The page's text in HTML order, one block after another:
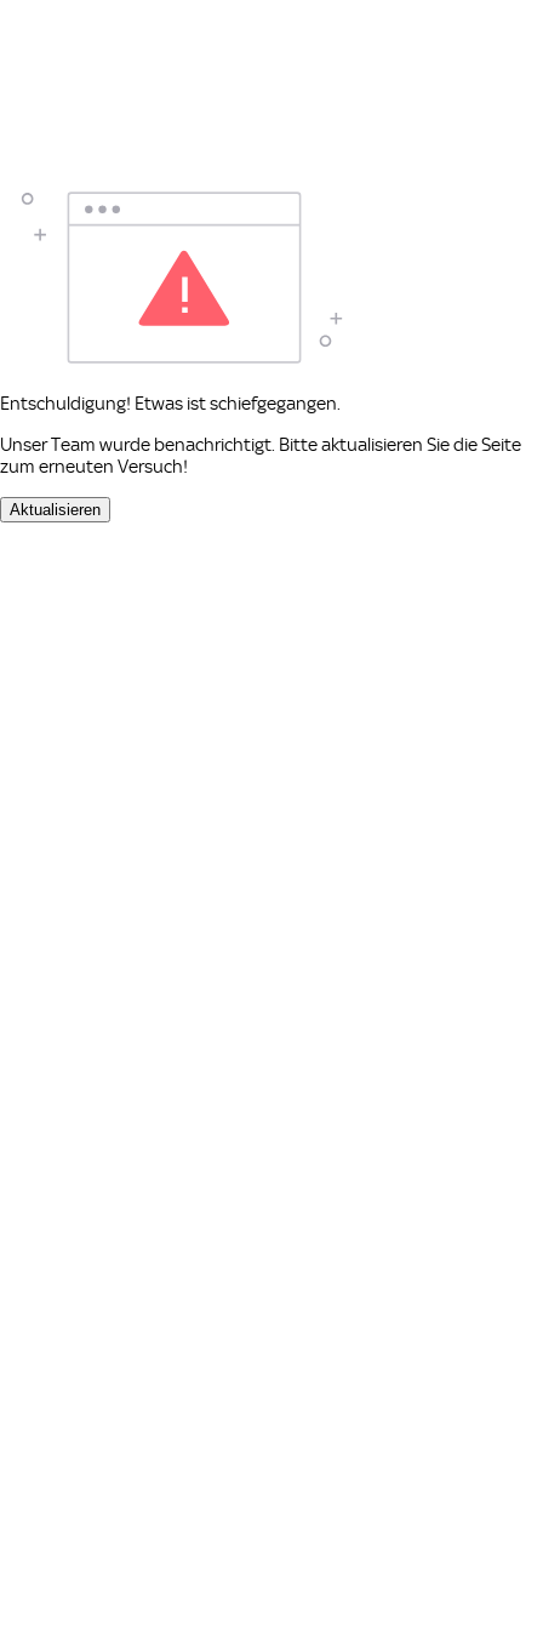
Entschuldigung! Etwas ist schiefgegangen.
Unser Team wurde benachrichtigt. Bitte aktualisieren Sie die Seite
zum erneuten Versuch!
Aktualisieren